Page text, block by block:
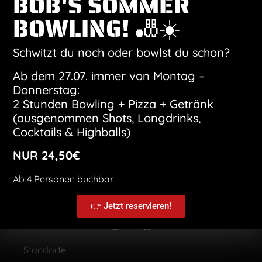
Kalender abonnieren
Standorte
BOWLING! 🎳☀️
Schwitzt du noch oder bowlst du schon?
Ab dem 27.07. immer von Montag –
Donnerstag:
2 Stunden Bowling + Pizza + Getränk
(ausgenommen Shots, Longdrinks,
Cocktails & Highballs)
NUR 24,50€
Ab 4 Personen buchbar
👉 Jetzt reservieren!